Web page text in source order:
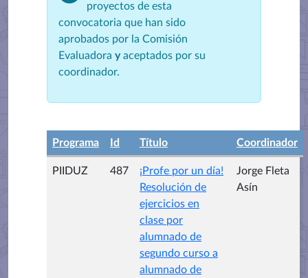
proyectos de esta
convocatoria que han sido
aprobados por la Comisión
Evaluadora yaceptados por su
coordinador.
Programa Id Título Coordinador
PIIDUZ 487
¡Profe por un día!
Resolución de
ejercicios en
clase por
alumnado de
segundo curso a
alumnado de
Jorge Fleta
Asín